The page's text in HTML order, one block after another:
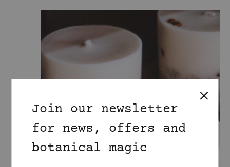
Join our newsletter
for news, offers and
botanical magic